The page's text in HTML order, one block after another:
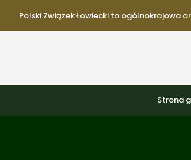
Polski Związek Łowiecki to ogólnokrajowa
Strona